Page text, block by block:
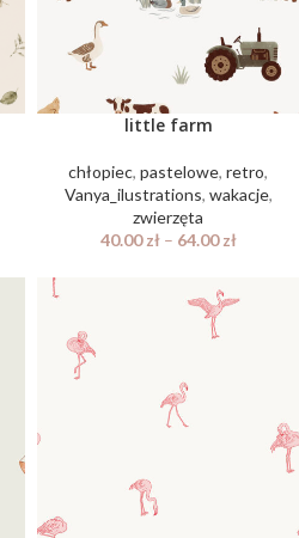
little farm
chłopiec, pastelowe, retro,
Vanya_ilustrations, wakacje,
zwierzęta
40.00zł– 64.00zł